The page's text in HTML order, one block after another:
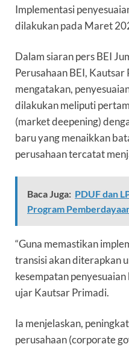
Implementasi
dilakukan pada Maret
Dalam siaran pers BEI
Perusahaan BEI,
mengatakan,
dilakukan meliputi
(market deepening)
baru yang menaikkan
perusahaan tercatat
Baca Juga: PDUF dan
Program
“Guna memastikan
transisi akan diterapkan
kesempatan
ujar Kautsar Primadi.
Ia menjelaskan,
perusahaan (corporate